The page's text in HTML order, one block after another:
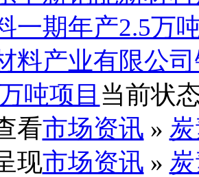
一期年产2.5万
料产业有限公
吨项目 当前状
看市场资讯 »
现市场资讯 »